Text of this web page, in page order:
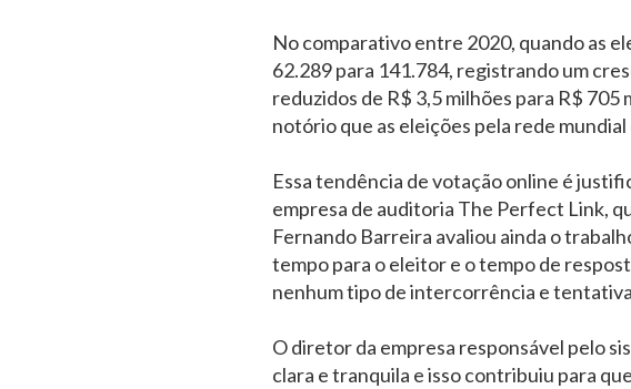
No comparativo entre 2020, quando as
62.289 para 141.784, registrando um
reduzidos de R$ 3,5 milhões para R$
notório que as eleições pela rede
Essa tendência de votação online é
empresa de auditoria The Perfect Link,
Fernando Barreira avaliou ainda o
tempo para o eleitor e o tempo de
nenhum tipo de intercorrência e tentativa
O diretor da empresa responsável pelo
clara e tranquila e isso contribuiu para